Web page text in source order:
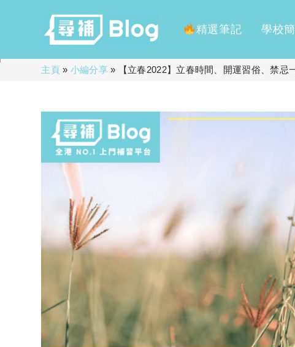
精選筆記 學校
主頁» 小編分享» 【立春2022】立春時間、開運習俗、禁忌